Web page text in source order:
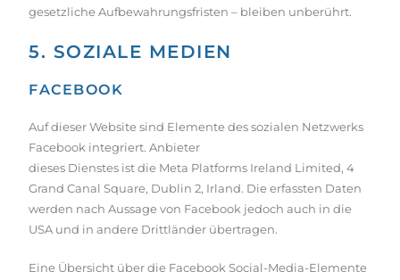
gesetzliche Aufbewahrungsfristen – bleiben unberührt.
5. SOZIALE MEDIEN
FACEBOOK
Auf dieser Website sind Elemente des sozialen Netzwerks
Facebook integriert. Anbieter
dieses Dienstes ist die Meta Platforms Ireland Limited, 4
Grand Canal Square, Dublin 2, Irland. Die erfassten Daten
werden nach Aussage von Facebook jedoch auch in die
USA und in andere Drittländer übertragen.
Eine Übersicht über die Facebook Social-Media-Elemente